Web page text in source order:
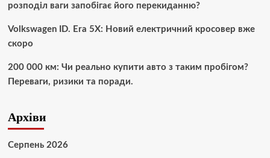
розподіл ваги запобігає його перекиданню?
Volkswagen ID. Era 5X: Новий електричний кросовер вже
скоро
200 000 км: Чи реально купити авто з таким пробігом?
Переваги, ризики та поради.
Архіви
Серпень 2026